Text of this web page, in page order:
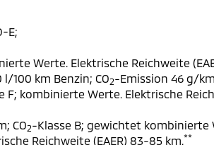
E;
Werte. Elektrische Reichweite
100 km Benzin; CO2-Emission 46 g/
F; kombinierte Werte. Elektrische
CO2-Klasse B; gewichtet kombinierte
Reichweite (EAER) 83-85 km.**